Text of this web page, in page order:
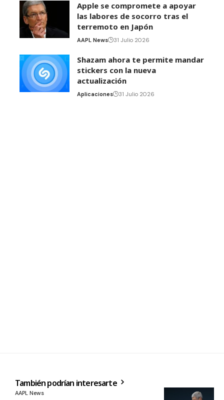
Apple se compromete a apoyar
las labores de socorro tras el
terremoto en Japón
AAPL News 31 Julio 2026
Shazam ahora te permite mandar
stickers con la nueva
actualización
Aplicaciones 31 Julio 2026
También podrían interesarte
AAPL News